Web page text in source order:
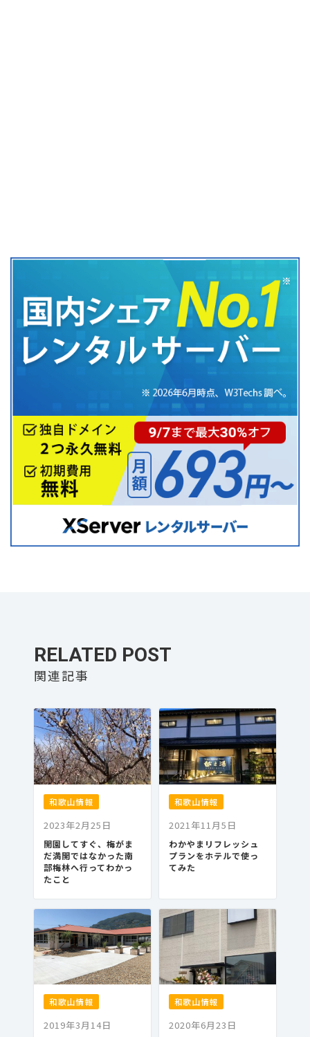
RELATED POST
和歌山情報
2023年2月25日
開園してすぐ、梅がま
だ満開ではなかった南
部梅林へ行ってわかっ
たこと
和歌山情報
2021年11月5日
わかやまリフレッシュ
プランをホテルで使っ
てみた
和歌山情報
2019年3月14日
和歌山情報
2020年6月23日